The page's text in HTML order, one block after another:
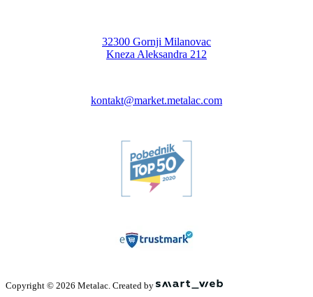
32300 Gornji Milanovac
Kneza Aleksandra 212
kontakt@market.metalac.com
Copyright © 2026 Metalac. Created by